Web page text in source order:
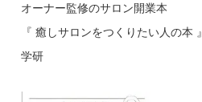
オーナー監修のサロン開業本
『 癒しサロンをつくりたい人の本 』
学研